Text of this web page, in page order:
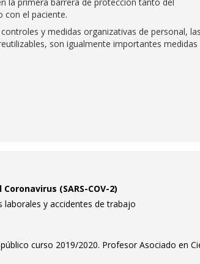
con el paciente.
y medidas organizativas de personal, las
son igualmente importantes medidas
(SARS-COV-2)
y accidentes de trabajo
curso 2019/2020. Profesor Asociado en